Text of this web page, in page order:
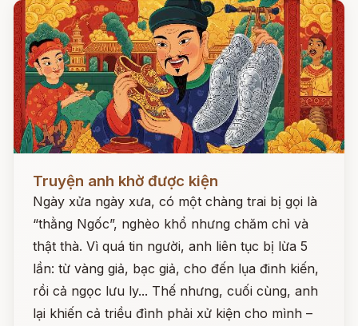
Truyện anh khờ được kiện
Ngày xửa ngày xưa, có một chàng trai bị gọi là
“thằng Ngốc”, nghèo khổ nhưng chăm chỉ và
thật thà. Vì quá tin người, anh liên tục bị lừa 5
lần: từ vàng giả, bạc giả, cho đến lụa đinh kiến,
rồi cả ngọc lưu ly... Thế nhưng, cuối cùng, anh
lại khiến cả triều đình phải xử kiện cho mình –